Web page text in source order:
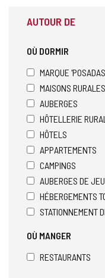
AUTOUR DE
OÙ DORMIR
MARQUE
MAISONS RURALES
AUBERGES
HÔTELLERIE
HÔTELS
APPARTEMENTS
CAMPINGS
AUBERGES DE
HÉBERGEMENTS
STATIONNEMENT
OÙ MANGER
RESTAURANTS